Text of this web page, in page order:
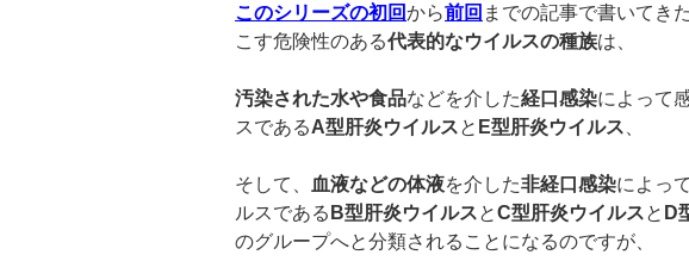
このシリーズの初回から前回 までの記事で書いてき
こす危険性のある代表的なウイルスの種族は、
汚染された水や食品などを介した経口感染によって
スであるA型肝炎ウイルスと E型肝炎ウイルス
そして、 血液などの体液を介した非経口感染によっ
ルスである B型肝炎ウイルスとC型肝炎ウイルスと D
のグループへと分類されることになるのですが、